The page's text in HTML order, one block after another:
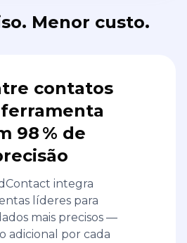
Menor custo.
contatos
ferramenta
98 % de
integra
líderes para
mais precisos —
adicional por cada